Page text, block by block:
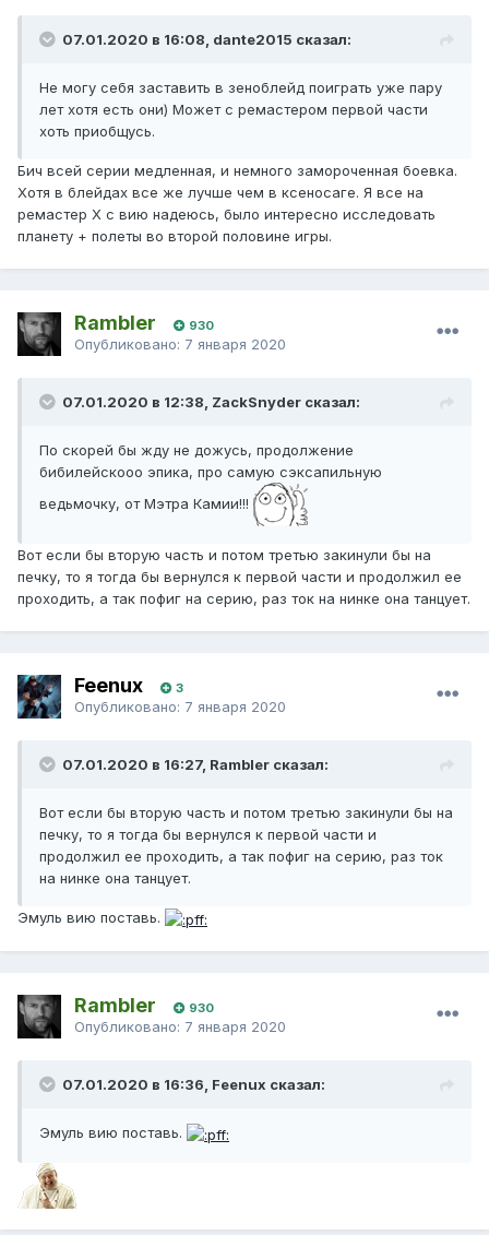
07.01.2020 в 16:08, dante2015 сказал:
Не могу себя заставить в зеноблейд поиграть уже пару
лет хотя есть они) Может с ремастером первой части
хоть приобщусь.
Бич всей серии медленная, и немного замороченная боевка.
Хотя в блейдах все же лучше чем в ксеносаге. Я все на
ремастер Х с вию надеюсь, было интересно исследовать
планету + полеты во второй половине игры.
Rambler 930
Опубликовано: 7 января 2020
07.01.2020 в 12:38, ZackSnyder сказал:
По скорей бы жду не дожусь, продолжение
бибилейскооо эпика, про самую сэксапильную
ведьмочку, от Мэтра Камии!!!
Вот если бы вторую часть и потом третью закинули бы на
печку, то я тогда бы вернулся к первой части и продолжил ее
проходить, а так пофиг на серию, раз ток на нинке она танцует.
Feenux 3
Опубликовано: 7 января 2020
07.01.2020 в 16:27, Rambler сказал:
Вот если бы вторую часть и потом третью закинули бы на
печку, то я тогда бы вернулся к первой части и
продолжил ее проходить, а так пофиг на серию, раз ток
на нинке она танцует.
Эмуль вию поставь.
Rambler 930
Опубликовано: 7 января 2020
07.01.2020 в 16:36, Feenux сказал:
Эмуль вию поставь.